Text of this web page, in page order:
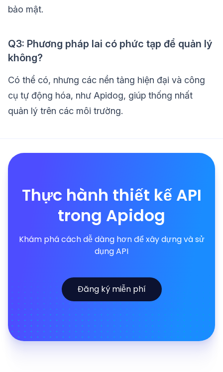
bảo mật.
Q3: Phương pháp lai có phức tạp để quản lý
không?
Có thể có, nhưng các nền tảng hiện đại và công
cụ tự động hóa, như Apidog, giúp thống nhất
quản lý trên các môi trường.
Thực hành thiết kế API
trong Apidog
Khám phá cách dễ dàng hơn để xây dựng và sử
dụng API
Đăng ký miễn phí